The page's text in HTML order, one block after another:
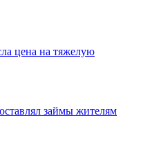
цена на тяжелую
займы жителям